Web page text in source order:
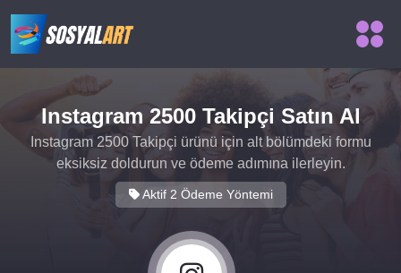
Instagram 2500 Takipçi Satın Al
Instagram 2500 Takipçi ürünü için alt bölümdeki formu
eksiksiz doldurun ve ödeme adımına ilerleyin.
Aktif 2 Ödeme Yöntemi